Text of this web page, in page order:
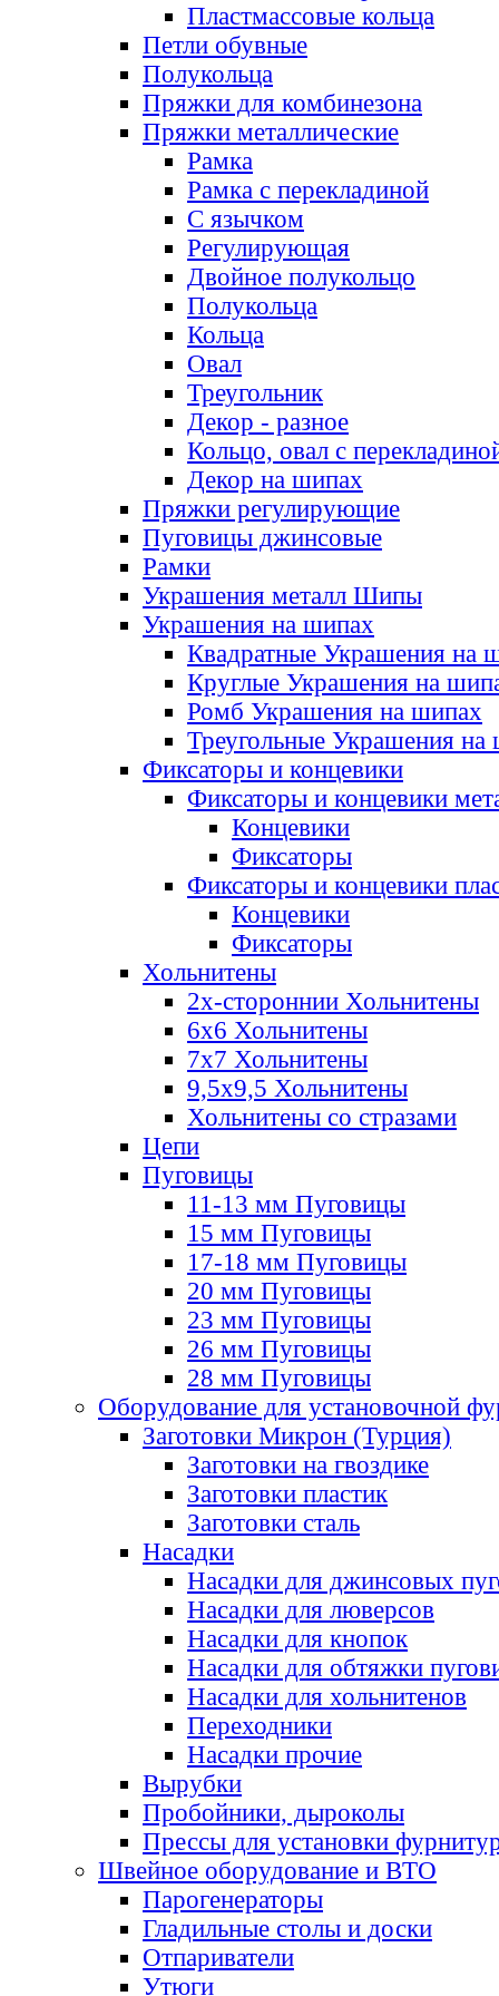
Пластмассовые кольца
Петли обувные
Полукольца
Пряжки для комбинезона
Пряжки металлические
Рамка
Рамка с перекладиной
С язычком
Регулирующая
Двойное полукольцо
Полукольца
Кольца
Овал
Треугольник
Декор - разное
Кольцо, овал с
Декор на шипах
Пряжки регулирующие
Пуговицы джинсовые
Рамки
Украшения металл Шипы
Украшения на шипах
Квадратные Украшения на
Круглые Украшения на
Ромб Украшения на шипах
Треугольные Украшения на
Фиксаторы и концевики
Фиксаторы и концевики
Концевики
Фиксаторы
Фиксаторы и концевики
Концевики
Фиксаторы
Хольнитены
2х-стороннии Хольнитены
6х6 Хольнитены
7х7 Хольнитены
9,5х9,5 Хольнитены
Хольнитены со стразами
Цепи
Пуговицы
11-13 мм Пуговицы
15 мм Пуговицы
17-18 мм Пуговицы
20 мм Пуговицы
23 мм Пуговицы
26 мм Пуговицы
28 мм Пуговицы
Оборудование для установочной
Заготовки Микрон (Турция)
Заготовки на гвоздике
Заготовки пластик
Заготовки сталь
Насадки
Насадки для джинсовых
Насадки для люверсов
Насадки для кнопок
Насадки для обтяжки
Насадки для хольнитенов
Переходники
Насадки прочие
Вырубки
Пробойники, дыроколы
Прессы для установки
Швейное оборудование и ВТО
Парогенераторы
Гладильные столы и доски
Отпариватели
Утюги